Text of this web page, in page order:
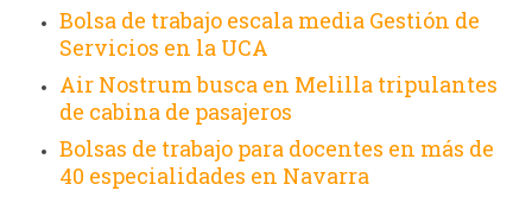
Bolsa de trabajo escala media Gestión de
Servicios en la UCA
Air Nostrum busca en Melilla tripulantes
de cabina de pasajeros
Bolsas de trabajo para docentes en más de
40 especialidades en Navarra